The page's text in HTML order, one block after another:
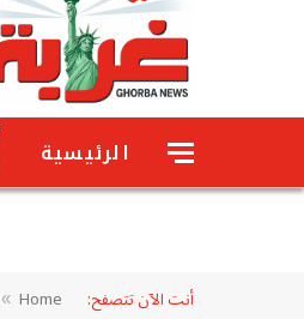
الرئيسية
أنت الآن تتصفح: Home
»